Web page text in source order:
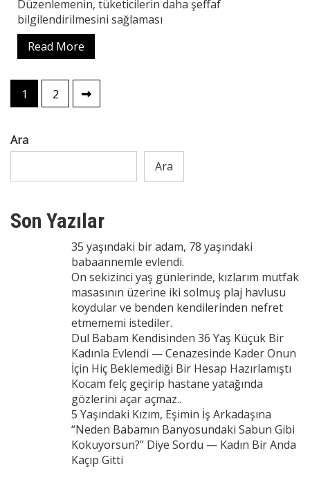
Düzenlemenin, tüketicilerin daha şeffaf
bilgilendirilmesini sağlaması
Read More
Yazı
sayfalaması
1 2
Ara
Ara
Son Yazılar
35 yaşındaki bir adam, 78 yaşındaki
babaannemle evlendi.
On sekizinci yaş günlerinde, kızlarım mutfak
masasının üzerine iki solmuş plaj havlusu
koydular ve benden kendilerinden nefret
etmememi istediler.
Dul Babam Kendisinden 36 Yaş Küçük Bir
Kadınla Evlendi — Cenazesinde Kader Onun
İçin Hiç Beklemediği Bir Hesap Hazırlamıştı
Kocam felç geçirip hastane yatağında
gözlerini açar açmaz..
5 Yaşındaki Kızım, Eşimin İş Arkadaşına
“Neden Babamın Banyosundaki Sabun Gibi
Kokuyorsun?” Diye Sordu — Kadın Bir Anda
Kaçıp Gitti